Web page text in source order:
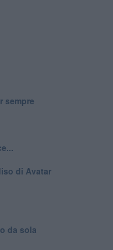
sempre
di Avatar
da sola